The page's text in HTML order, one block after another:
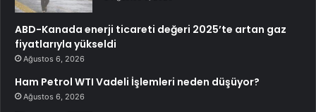
ABD-Kanada enerji ticareti değeri 2025’te artan gaz
fiyatlarıyla yükseldi
Ağustos 6, 2026
Ham Petrol WTI Vadeli İşlemleri neden düşüyor?
Ağustos 6, 2026